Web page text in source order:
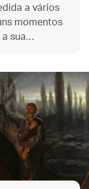
a vários
momentos
sua